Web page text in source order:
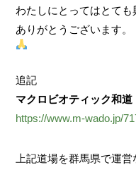
わたしにとってはとても
ありがとうございます。
追記
マクロビオティック和道
https://www.m-wado.jp/
上記道場を群馬県で運営